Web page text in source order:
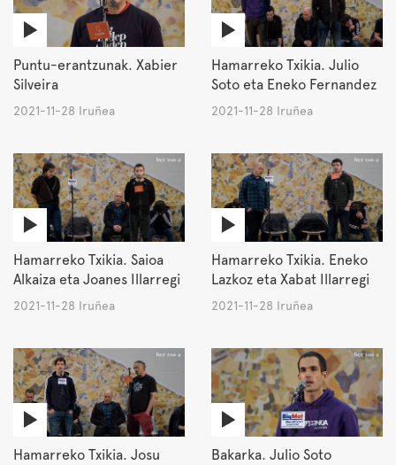
Puntu-erantzunak. Xabier
Silveira
2021-11-28 Iruñea
Hamarreko Txikia. Julio
Soto eta Eneko Fernandez
2021-11-28 Iruñea
Hamarreko Txikia. Saioa
Alkaiza eta Joanes Illarregi
2021-11-28 Iruñea
Hamarreko Txikia. Eneko
Lazkoz eta Xabat Illarregi
2021-11-28 Iruñea
Hamarreko Txikia. Josu
Bakarka. Julio Soto